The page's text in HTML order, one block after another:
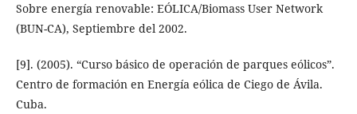
Sobre energía renovable: EÓLICA/Biomass User Network
(BUN-CA), Septiembre del 2002.
[9]. (2005). “Curso básico de operación de parques eólicos”.
Centro de formación en Energía eólica de Ciego de Ávila.
Cuba.